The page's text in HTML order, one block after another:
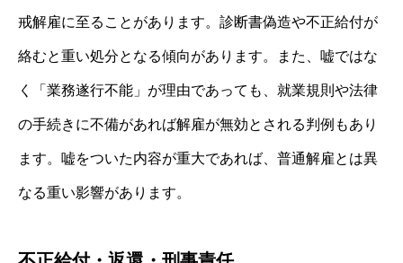
戒解雇に至ることがあります。診断書偽造や不正給付が
絡むと重い処分となる傾向があります。また、嘘ではな
く「業務遂行不能」が理由であっても、就業規則や法律
の手続きに不備があれば解雇が無効とされる判例もあり
ます。嘘をついた内容が重大であれば、普通解雇とは異
なる重い影響があります。